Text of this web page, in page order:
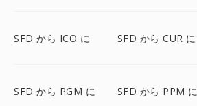
SFD から ICO に SFD から CUR に
SFD から PGM に SFD から PPM に